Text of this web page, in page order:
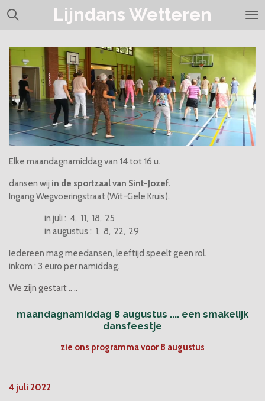
Ga
de
hoofdinhoud
Lijndans Wetteren
Elke maandagnamiddag van 14 tot 16 u.
dansen wij in de sportzaal van Sint-Jozef.
Ingang Wegvoeringstraat (Wit-Gele Kruis).
in juli : 4, 11, 18, 25
in augustus : 1, 8, 22, 29
Iedereen mag meedansen, leeftijd speelt geen rol.
inkom : 3 euro per namiddag.
We zijn gestart .. ..
maandagnamiddag 8 augustus .... een smakelijk
dansfeestje
zie ons programma voor 8 augustus
4 juli 2022